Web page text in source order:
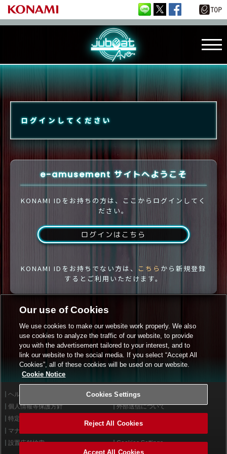
ログインしてください
e-amusement サイトへようこそ
KONAMI IDをお持ちの方は、ここからログインしてく
ださい。
ログインはこちら
KONAMI IDをお持ちでない方は、 こちら から新規登録
するとご利用いただけます。
ヘルプ
利用規約
個人情報等保護方針
外部送信について
特定商取引法に基づく表示
マナー＆ルール
設置店舗検索
Cookies Settings
Our use of Cookies
We use cookies to make our website work properly. We also
use cookies to analyze the traffic of our website, to provide
you with the advertisement tailored to your interest, and to
link our website to the social media. If you select “Accept All
Cookies”, all of these cookies will be used on our website.
Cookie Notice
Cookies Settings
Reject All Cookies
Accept All Cookies